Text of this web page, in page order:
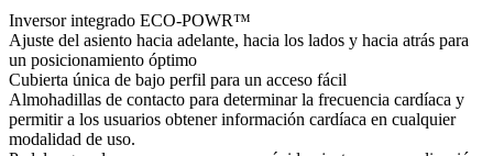
Inversor integrado ECO-POWR™
Ajuste del asiento hacia adelante, hacia los lados y hacia atrás para
un posicionamiento óptimo
Cubierta única de bajo perfil para un acceso fácil
Almohadillas de contacto para determinar la frecuencia cardíaca y
permitir a los usuarios obtener información cardíaca en cualquier
modalidad de uso.